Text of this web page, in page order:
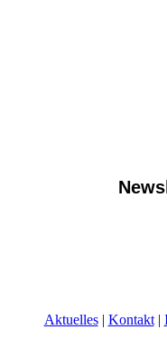
Aktuelles| Kontakt|